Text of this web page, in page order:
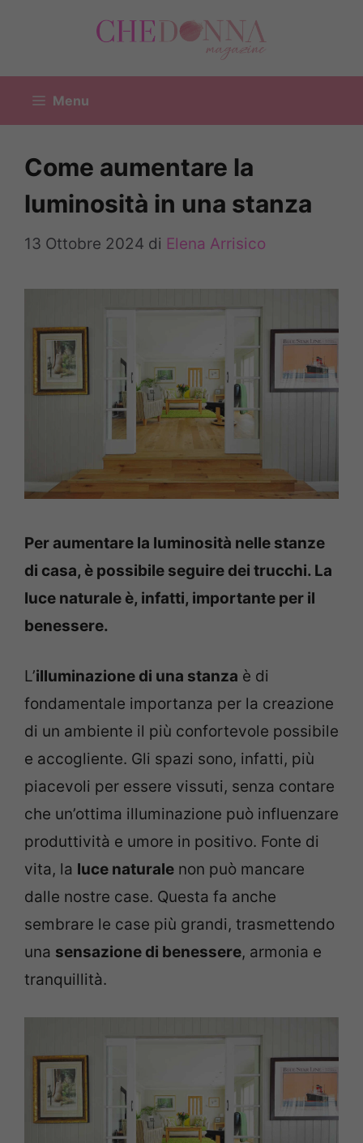
Menu
Come aumentare la
luminosità in una stanza
13 Ottobre 2024 di Elena Arrisico
Per aumentare la luminosità nelle stanze
di casa, è possibile seguire dei trucchi. La
luce naturale è, infatti, importante per il
benessere.
L’illuminazione di una stanza è di
fondamentale importanza per la creazione
di un ambiente il più confortevole possibile
e accogliente. Gli spazi sono, infatti, più
piacevoli per essere vissuti, senza contare
che un’ottima illuminazione può influenzare
produttività e umore in positivo. Fonte di
vita, la luce naturale non può mancare
dalle nostre case. Questa fa anche
sembrare le case più grandi, trasmettendo
una sensazione di benessere, armonia e
tranquillità.